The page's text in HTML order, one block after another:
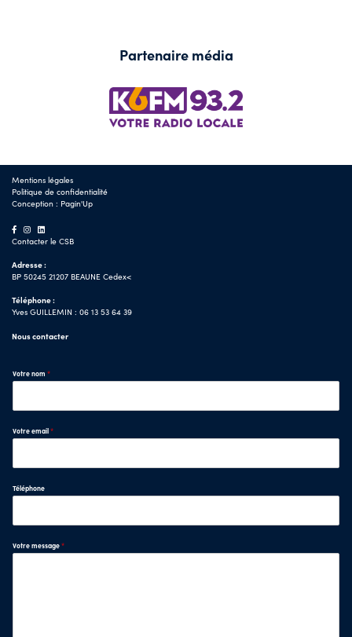
Partenaire média
Mentions légales
Politique de confidentialité
Conception : Pagin'Up
Contacter le CSB
Adresse :
BP 50245 21207 BEAUNE Cedex<
Téléphone :
Yves GUILLEMIN : 06 13 53 64 39
Nous contacter
Votre nom *
Votre email*
Téléphone
Votre message*